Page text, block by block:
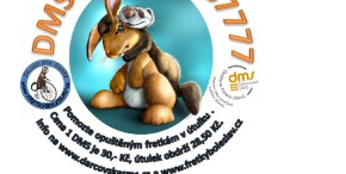
V PÉČI
VIRTUÁLNÍ ADOPCE